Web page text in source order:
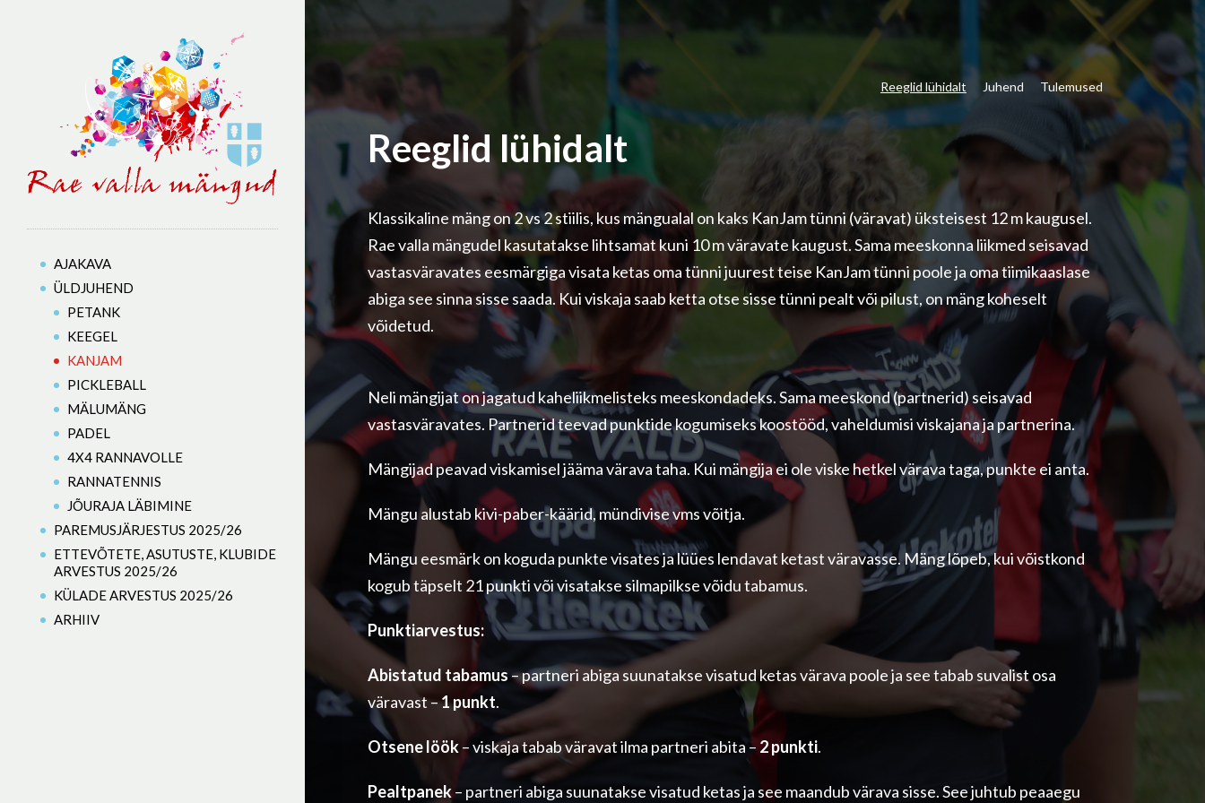
AJAKAVA
ÜLDJUHEND
PETANK
KEEGEL
KANJAM
PICKLEBALL
MÄLUMÄNG
PADEL
4X4 RANNAVOLLE
RANNATENNIS
JÕURAJA LÄBIMINE
PAREMUSJÄRJESTUS 2025/26
ETTEVÕTETE, ASUTUSTE, KLUBIDE
ARVESTUS 2025/26
KÜLADE ARVESTUS 2025/26
ARHIIV
Reeglid lühidalt Juhend Tulemused
Reeglid lühidalt
Klassikaline mäng on 2 vs 2 stiilis, kus mängualal on kaks KanJam tünni (väravat) üksteisest 12 m kaugusel.
Rae valla mängudel kasutatakse lihtsamat kuni 10 m väravate kaugust. Sama meeskonna liikmed seisavad
vastasväravates eesmärgiga visata ketas oma tünni juurest teise KanJam tünni poole ja oma tiimikaaslase
abiga see sinna sisse saada. Kui viskaja saab ketta otse sisse tünni pealt või pilust, on mäng koheselt
võidetud.
Neli mängijat on jagatud kaheliikmelisteks meeskondadeks. Sama meeskond (partnerid) seisavad
vastasväravates. Partnerid teevad punktide kogumiseks koostööd, vaheldumisi viskajana ja partnerina.
Mängijad peavad viskamisel jääma värava taha. Kui mängija ei ole viske hetkel värava taga, punkte ei anta.
Mängu alustab kivi-paber-käärid, mündivise vms võitja.
Mängu eesmärk on koguda punkte visates ja lüües lendavat ketast väravasse. Mäng lõpeb, kui võistkond
kogub täpselt 21 punkti või visatakse silmapilkse võidu tabamus.
Punktiarvestus:
Abistatud tabamus– partneri abiga suunatakse visatud ketas värava poole ja see tabab suvalist osa
väravast –1 punkt.
Otsene löök– viskaja tabab väravat ilma partneri abita – 2 punkti.
Pealtpanek– partneri abiga suunatakse visatud ketas ja see maandub värava sisse. See juhtub peaaegu